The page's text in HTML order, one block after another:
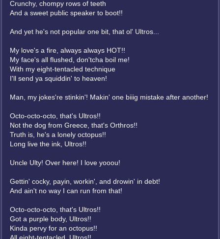
Crunchy, chompy rows of teeth
And a sweet public speaker to boot!!
And yet he's not popular one bit, that ol' Ultros...
My love's a fire, always always HOT!!
My face's all flushed, don'tcha boil me!
With my eight-tentacled technique
I'll send ya squiddin' to heaven!
Man, my jokes're stinkin'! Makin' one biiig mistake after another!
Octo-octo-octo, that's Ultros!!
Not the dog from Greece, that's Orthros!!
Truth is, he's a lonely octopus!!
Long live the ink, Ultros!!
Uncle Ulty! Over here! I love yooou!
Gettin' cocky, payin, workin', and drowin' in debt!
And ain't no way I can run from that!
Octo-octo-octo, that's Ultros!!
Got a purple body, Ultros!!
Kinda pervy for an octopus!!